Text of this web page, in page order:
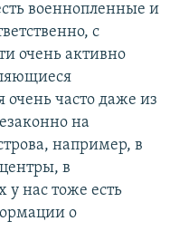
военнопленные и
с
очень активно
часто даже из
на
например, в
в
у нас тоже есть
о